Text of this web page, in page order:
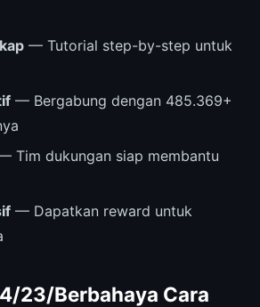
— Tutorial step-by-step untuk
— Bergabung dengan 485.369+
Tim dukungan siap membantu
— Dapatkan reward untuk
23/Berbahaya Cara